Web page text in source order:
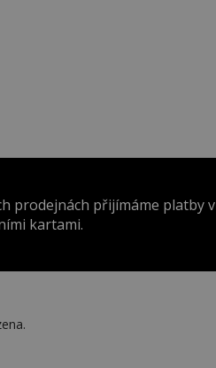
prodejnách přijímáme platby v
kartami.